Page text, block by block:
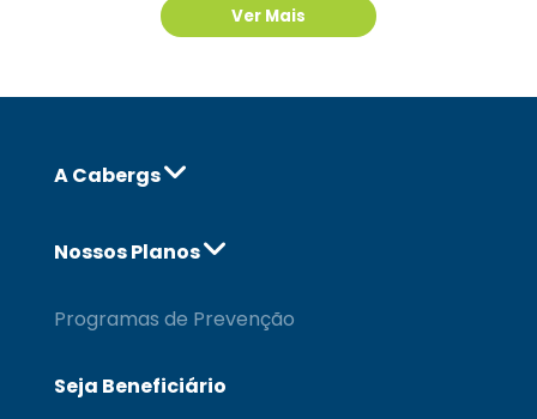
Ver Mais
A Cabergs
Nossos Planos
Programas de Prevenção
Seja Beneficiário